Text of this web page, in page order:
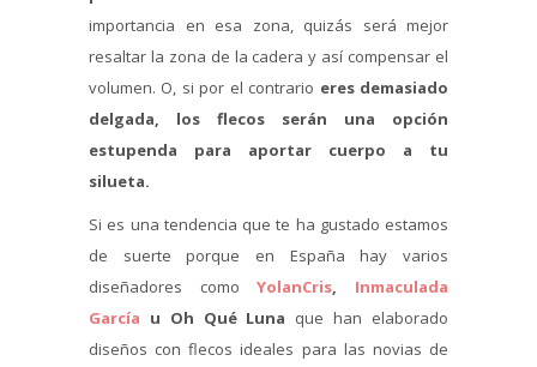
importancia en esa zona, quizás será mejor
resaltar la zona de la cadera y así compensar el
volumen. O, si por el contrario eres demasiado
delgada, los flecos serán una opción
estupenda para aportar cuerpo a tu
silueta.
Si es una tendencia que te ha gustado estamos
de suerte porque en España hay varios
diseñadores comoYolanCris, Inmaculada
García u Oh Qué Luna que han elaborado
diseños con flecos ideales para las novias de